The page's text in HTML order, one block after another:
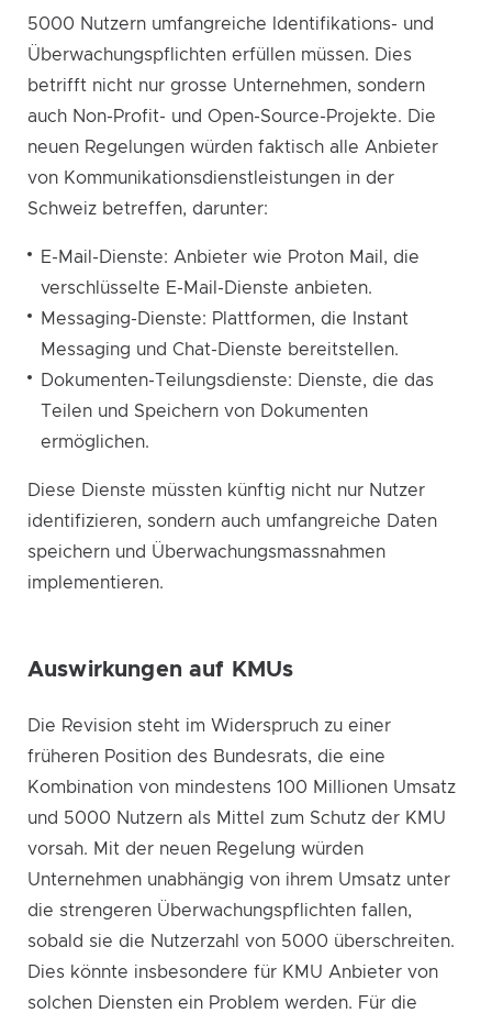
5000 Nutzern umfangreiche Identifikations- und
Überwachungspflichten erfüllen müssen. Dies
betrifft nicht nur grosse Unternehmen, sondern
auch Non-Profit- und Open-Source-Projekte. Die
neuen Regelungen würden faktisch alle Anbieter
von Kommunikationsdienstleistungen in der
Schweiz betreffen, darunter:
E-Mail-Dienste: Anbieter wie Proton Mail, die
verschlüsselte E-Mail-Dienste anbieten.
Messaging-Dienste: Plattformen, die Instant
Messaging und Chat-Dienste bereitstellen.
Dokumenten-Teilungsdienste: Dienste, die das
Teilen und Speichern von Dokumenten
ermöglichen.
Diese Dienste müssten künftig nicht nur Nutzer
identifizieren, sondern auch umfangreiche Daten
speichern und Überwachungsmassnahmen
implementieren.
Auswirkungen auf KMUs
Die Revision steht im Widerspruch zu einer
früheren Position des Bundesrats, die eine
Kombination von mindestens 100 Millionen Umsatz
und 5000 Nutzern als Mittel zum Schutz der KMU
vorsah. Mit der neuen Regelung würden
Unternehmen unabhängig von ihrem Umsatz unter
die strengeren Überwachungspflichten fallen,
sobald sie die Nutzerzahl von 5000 überschreiten.
Dies könnte insbesondere für KMU Anbieter von
solchen Diensten ein Problem werden. Für die